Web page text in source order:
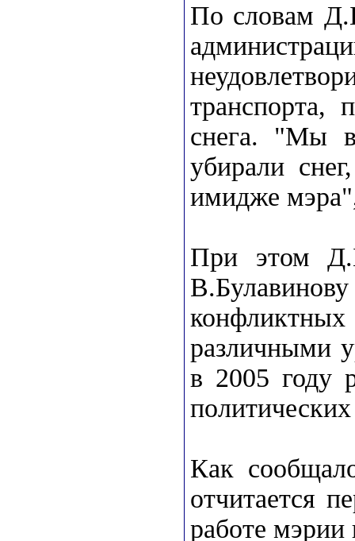
По словам
транспорта,
снега. "Мы
убирали
имидже
При этом
различными
в 2005 году
Как
отчитается
работе мэрии